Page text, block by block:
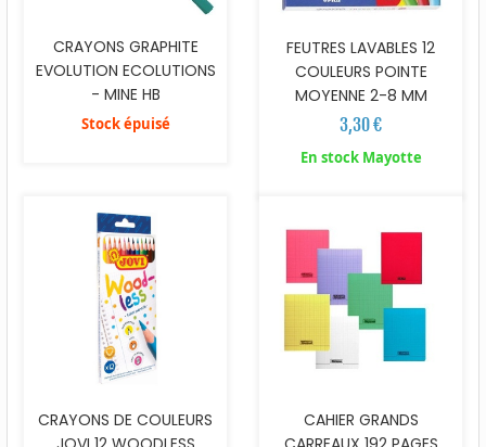
CRAYONS GRAPHITE
EVOLUTION ECOLUTIONS
- MINE HB
Stock épuisé
FEUTRES LAVABLES 12
COULEURS POINTE
MOYENNE 2-8 MM
3,30 €
En stock Mayotte
CRAYONS DE COULEURS
CAHIER GRANDS